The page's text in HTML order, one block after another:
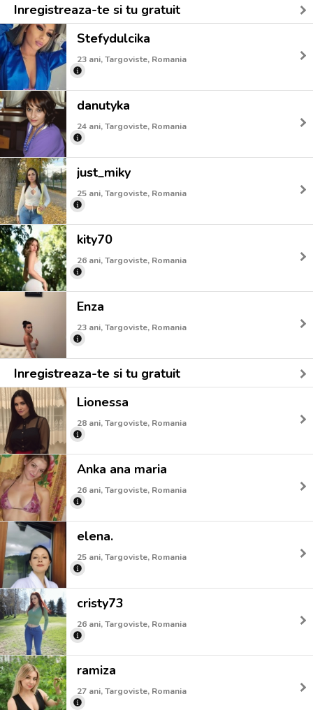
Inregistreaza-te si tu gratuit
Stefydulcika
23 ani, Targoviste, Romania
danutyka
24 ani, Targoviste, Romania
just_miky
25 ani, Targoviste, Romania
kity70
26 ani, Targoviste, Romania
Enza
23 ani, Targoviste, Romania
Inregistreaza-te si tu gratuit
Lionessa
28 ani, Targoviste, Romania
Anka ana maria
26 ani, Targoviste, Romania
elena.
25 ani, Targoviste, Romania
cristy73
26 ani, Targoviste, Romania
ramiza
27 ani, Targoviste, Romania